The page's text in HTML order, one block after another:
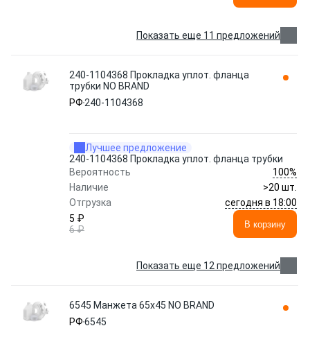
Показать еще 11 предложений
240-1104368 Прокладка уплот. фланца
трубки NO BRAND
РФ 240-1104368
Лучшее предложение
240-1104368 Прокладка уплот. фланца трубки
Вероятность
100%
Наличие
>20 шт.
Отгрузка
сегодня в 18:00
5 ₽
6 ₽
В корзину
Показать еще 12 предложений
6545 Манжета 65x45 NO BRAND
РФ6545